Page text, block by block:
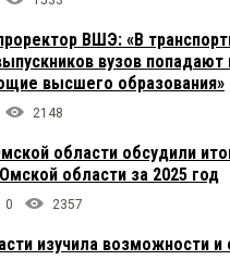
ВШЭ: «В
вузов попадают
высшего образования»
2148
области обсудили
области за 2025 год
0 2357
изучила возможности и